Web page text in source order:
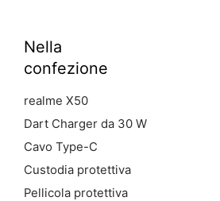
Nella
confezione
realme X50
Dart Charger da 30 W
Cavo Type-C
Custodia protettiva
Pellicola protettiva